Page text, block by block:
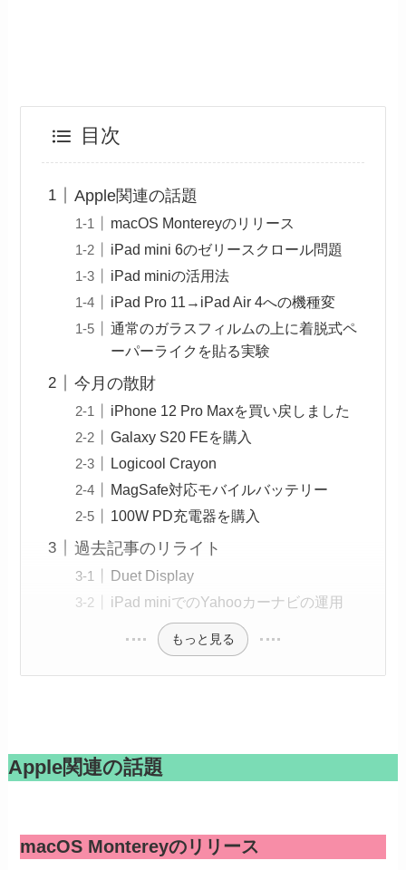
目次
Apple関連の話題
macOS Montereyのリリース
iPad mini 6のゼリースクロール問題
iPad miniの活用法
iPad Pro 11→iPad Air 4への機種変
通常のガラスフィルムの上に着脱式ペ
ーパーライクを貼る実験
今月の散財
iPhone 12 Pro Maxを買い戻しました
Galaxy S20 FEを購入
Logicool Crayon
MagSafe対応モバイルバッテリー
100W PD充電器を購入
過去記事のリライト
Duet Display
iPad miniでのYahooカーナビの運用
もっと見る
Apple関連の話題
macOS Montereyのリリース